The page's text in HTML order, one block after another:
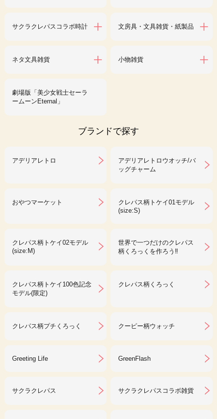
サクラクレパスコラボ時計 文房具・文具雑貨・紙製品
ネタ文具雑貨 小物雑貨
劇場版「美少女戦士セーラ
ームーンEternal」
ブランドで探す
アデリアレトロ
アデリアレトロウオッチ/バ
ッグチャーム
おやつマーケット
クレパス柄トケイ01モデル
(size:S)
クレパス柄トケイ02モデル
(size:M)
世界で一つだけのクレパス
柄くろっくを作ろう‼︎
クレパス柄トケイ100色記念
モデル(限定)
クレパス柄くろっく
クレパス柄プチくろっく クーピー柄ウォッチ
Greeting Life GreenFlash
サクラクレパス サクラクレパスコラボ雑貨